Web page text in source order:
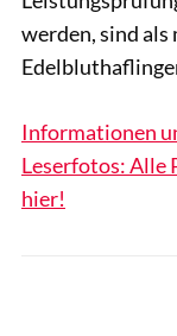
werden, sind als
Informationen
Leserfotos: Alle
hier!